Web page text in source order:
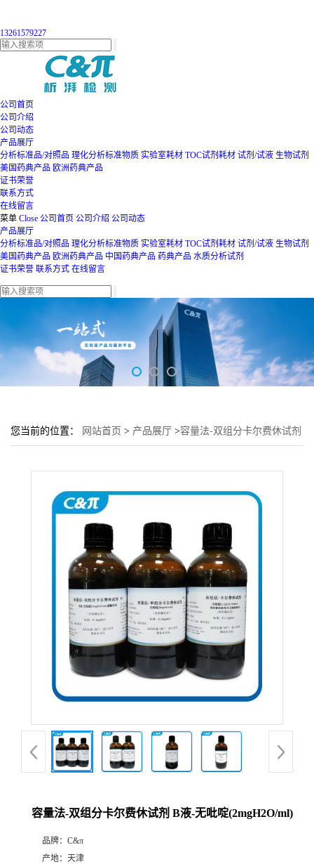
13261579227
公司首页
公司介绍
公司动态
产品展厅
分析标准品/对照品 理化分析标准物质 实验室耗材 TOC试剂耗材 试剂/试液 生物试剂
美国药典产品 欧洲药典产品
证书荣誉
联系方式
在线留言
菜单 Close 公司首页 公司介绍 公司动态
产品展厅
分析标准品/对照品 理化分析标准物质 实验室耗材 TOC试剂耗材 试剂/试液 生物试剂
美国药典产品 欧洲药典产品 中国药典产品 药典产品 水质分析试剂
证书荣誉 联系方式 在线留言
您当前的位置： 网站首页 > 产品展厅 >容量法-双组分卡尔费休试剂
容量法-双组分卡尔费休试剂 B液-无吡啶(2mgH2O/ml)
品牌： C&π
产地： 天津